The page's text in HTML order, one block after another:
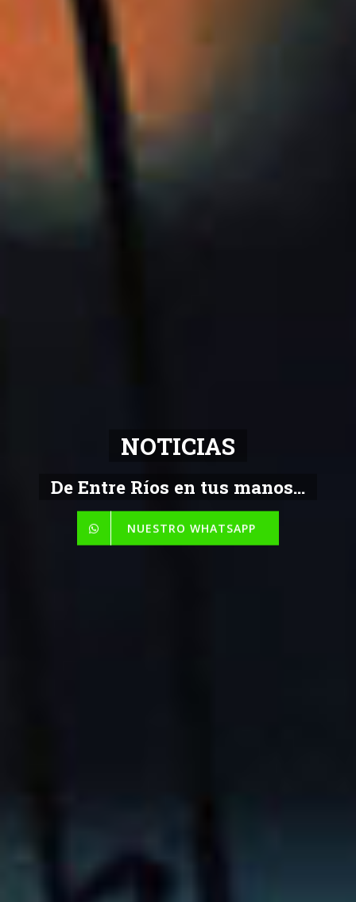
NOTICIAS
De Entre Ríos en tus manos...
NUESTRO WHATSAPP